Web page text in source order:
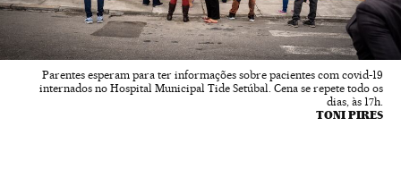
Parentes esperam para ter informações sobre pacientes com covid-19
internados no Hospital Municipal Tide Setúbal. Cena se repete todo os
dias, às 17h.
TONI PIRES